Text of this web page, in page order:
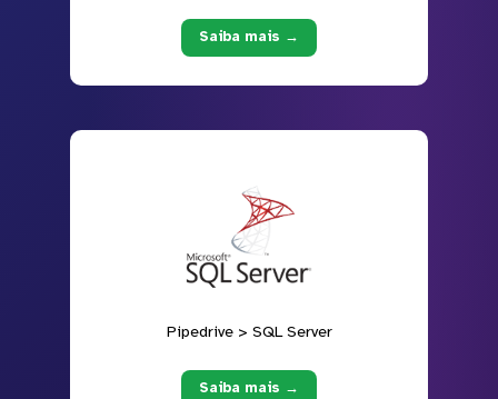
Saiba mais →
Pipedrive > SQL Server
Saiba mais →